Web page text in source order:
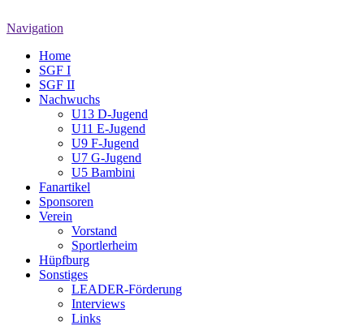
Navigation
Home
SGF I
SGF II
Nachwuchs
U13 D-Jugend
U11 E-Jugend
U9 F-Jugend
U7 G-Jugend
U5 Bambini
Fanartikel
Sponsoren
Verein
Vorstand
Sportlerheim
Hüpfburg
Sonstiges
LEADER-Förderung
Interviews
Links